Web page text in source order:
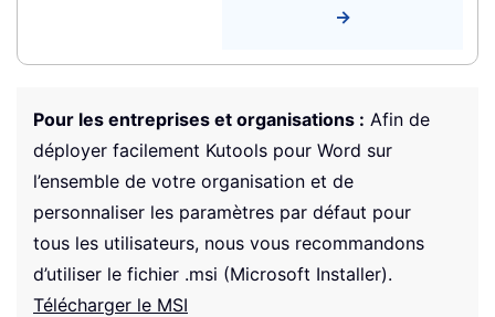
→
Pour les entreprises et organisations : Afin de
déployer facilement Kutools pour Word sur
l’ensemble de votre organisation et de
personnaliser les paramètres par défaut pour
tous les utilisateurs, nous vous recommandons
d’utiliser le fichier .msi (Microsoft Installer).
Télécharger le MSI